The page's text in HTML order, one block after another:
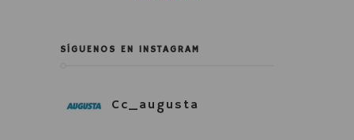
SÍGUENOS EN INSTAGRAM
Cc_augusta